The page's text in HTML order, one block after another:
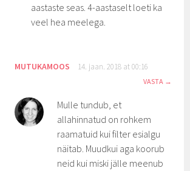
aastaste seas. 4-aastaselt loeti ka
veel hea meelega.
MUTUKAMOOS 14. jaan. 2018 at 00:16
VASTA
Mulle tundub, et
allahinnatud on rohkem
raamatuid kui filter esialgu
näitab. Muudkui aga koorub
neid kui miski jälle meenub